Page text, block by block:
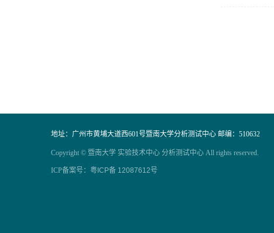
地址：广州市黄埔大道西601号暨南大学分析测试中心 邮编：510632
Copyright © 暨南大学 实验技术中心 分析测试中心 All rights reserved.
ICP备案号： 粤ICP备 12087612号